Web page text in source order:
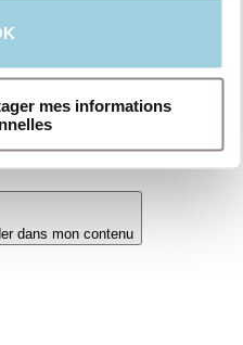
mes informations
dans mon contenu